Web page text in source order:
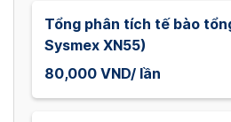
Tổng phân tích tế bào
Sysmex XN55)
80,000 VND/ lần